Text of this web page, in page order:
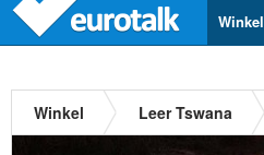
Winkel
Winkel Leer Tswana